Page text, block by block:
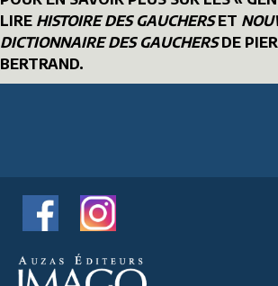
LIRE HISTOIRE DES GAUCHERSET
DICTIONNAIRE DES GAUCHERSDE
BERTRAND.